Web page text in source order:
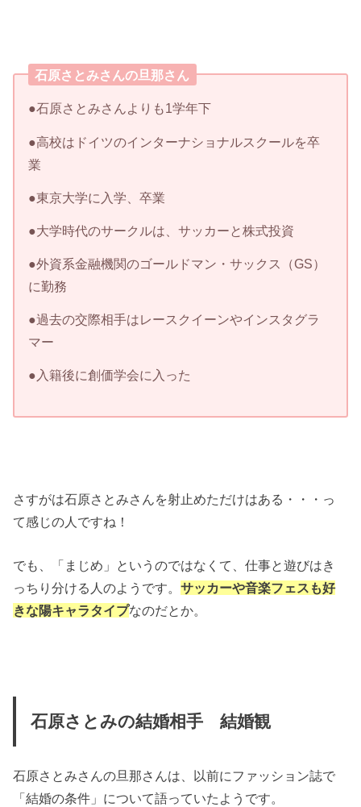
石原さとみさんの旦那さん
●石原さとみさんよりも1学年下
●高校はドイツのインターナショナルスクールを卒
業
●東京大学に入学、卒業
●大学時代のサークルは、サッカーと株式投資
●外資系金融機関のゴールドマン・サックス（GS）
に勤務
●過去の交際相手はレースクイーンやインスタグラ
マー
●入籍後に創価学会に入った
さすがは石原さとみさんを射止めただけはある・・・っ
て感じの人ですね！
でも、「まじめ」というのではなくて、仕事と遊びはき
っちり分ける人のようです。サッカーや音楽フェスも好
きな陽キャラタイプなのだとか。
石原さとみの結婚相手 結婚観
石原さとみさんの旦那さんは、以前にファッション誌で
「結婚の条件」について語っていたようです。